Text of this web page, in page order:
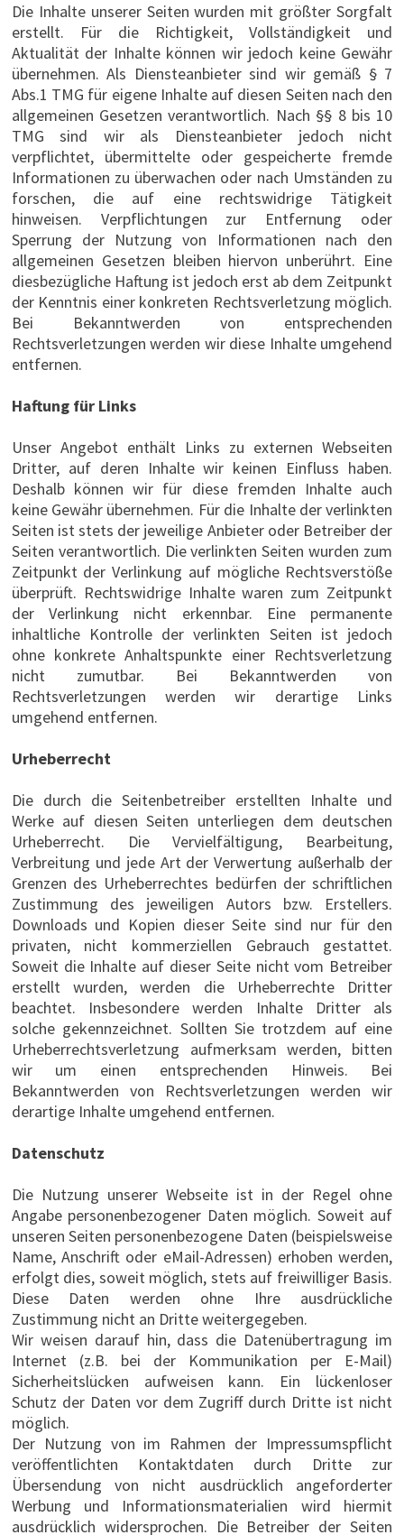
Die Inhalte unserer Seiten wurden mit größter Sorgfalt
erstellt. Für die Richtigkeit, Vollständigkeit und
Aktualität der Inhalte können wir jedoch keine Gewähr
übernehmen. Als Diensteanbieter sind wir gemäß § 7
Abs.1 TMG für eigene Inhalte auf diesen Seiten nach den
allgemeinen Gesetzen verantwortlich. Nach §§ 8 bis 10
TMG sind wir als Diensteanbieter jedoch nicht
verpflichtet, übermittelte oder gespeicherte fremde
Informationen zu überwachen oder nach Umständen zu
forschen, die auf eine rechtswidrige Tätigkeit
hinweisen. Verpflichtungen zur Entfernung oder
Sperrung der Nutzung von Informationen nach den
allgemeinen Gesetzen bleiben hiervon unberührt. Eine
diesbezügliche Haftung ist jedoch erst ab dem Zeitpunkt
der Kenntnis einer konkreten Rechtsverletzung möglich.
Bei Bekanntwerden von entsprechenden
Rechtsverletzungen werden wir diese Inhalte umgehend
entfernen.
Haftung für Links
Unser Angebot enthält Links zu externen Webseiten
Dritter, auf deren Inhalte wir keinen Einfluss haben.
Deshalb können wir für diese fremden Inhalte auch
keine Gewähr übernehmen. Für die Inhalte der verlinkten
Seiten ist stets der jeweilige Anbieter oder Betreiber der
Seiten verantwortlich. Die verlinkten Seiten wurden zum
Zeitpunkt der Verlinkung auf mögliche Rechtsverstöße
überprüft. Rechtswidrige Inhalte waren zum Zeitpunkt
der Verlinkung nicht erkennbar. Eine permanente
inhaltliche Kontrolle der verlinkten Seiten ist jedoch
ohne konkrete Anhaltspunkte einer Rechtsverletzung
nicht zumutbar. Bei Bekanntwerden von
Rechtsverletzungen werden wir derartige Links
umgehend entfernen.
Urheberrecht
Die durch die Seitenbetreiber erstellten Inhalte und
Werke auf diesen Seiten unterliegen dem deutschen
Urheberrecht. Die Vervielfältigung, Bearbeitung,
Verbreitung und jede Art der Verwertung außerhalb der
Grenzen des Urheberrechtes bedürfen der schriftlichen
Zustimmung des jeweiligen Autors bzw. Erstellers.
Downloads und Kopien dieser Seite sind nur für den
privaten, nicht kommerziellen Gebrauch gestattet.
Soweit die Inhalte auf dieser Seite nicht vom Betreiber
erstellt wurden, werden die Urheberrechte Dritter
beachtet. Insbesondere werden Inhalte Dritter als
solche gekennzeichnet. Sollten Sie trotzdem auf eine
Urheberrechtsverletzung aufmerksam werden, bitten
wir um einen entsprechenden Hinweis. Bei
Bekanntwerden von Rechtsverletzungen werden wir
derartige Inhalte umgehend entfernen.
Datenschutz
Die Nutzung unserer Webseite ist in der Regel ohne
Angabe personenbezogener Daten möglich. Soweit auf
unseren Seiten personenbezogene Daten (beispielsweise
Name, Anschrift oder eMail-Adressen) erhoben werden,
erfolgt dies, soweit möglich, stets auf freiwilliger Basis.
Diese Daten werden ohne Ihre ausdrückliche
Zustimmung nicht an Dritte weitergegeben.
Wir weisen darauf hin, dass die Datenübertragung im
Internet (z.B. bei der Kommunikation per E-Mail)
Sicherheitslücken aufweisen kann. Ein lückenloser
Schutz der Daten vor dem Zugriff durch Dritte ist nicht
möglich.
Der Nutzung von im Rahmen der Impressumspflicht
veröffentlichten Kontaktdaten durch Dritte zur
Übersendung von nicht ausdrücklich angeforderter
Werbung und Informationsmaterialien wird hiermit
ausdrücklich widersprochen. Die Betreiber der Seiten